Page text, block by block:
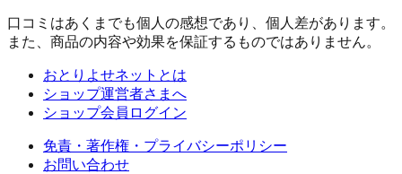
口コミはあくまでも個人の感想であり、個人差があります。
また、商品の内容や効果を保証するものではありません。
おとりよせネットとは
ショップ運営者さまへ
ショップ会員ログイン
免責・著作権・プライバシーポリシー
お問い合わせ